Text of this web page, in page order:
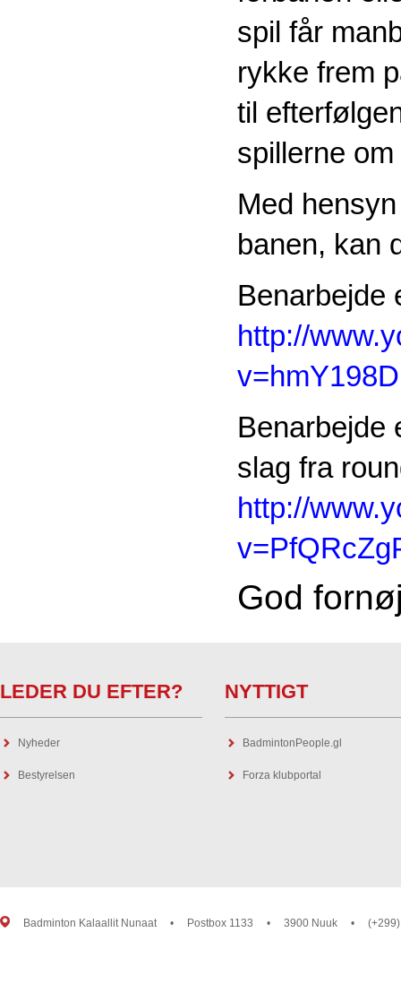
spil får
rykke frem
til
spillerne
Med
banen, kan
Benarbejde
http://
Benarbejde
slag fra
http://
God
LEDER DU EFTER?
Nyheder
Bestyrelsen
NYTTIGT
BadmintonPeople.gl
Forza klubportal
Badminton Kalaallit Nunaat • Postbox 1133 • 3900 Nuuk •